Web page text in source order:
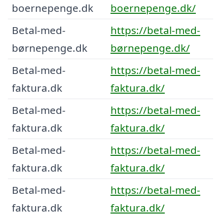
boernepenge.dk
boernepenge.dk/
Betal-med-
børnepenge.dk
https://betal-med-
børnepenge.dk/
Betal-med-
faktura.dk
https://betal-med-
faktura.dk/
Betal-med-
faktura.dk
https://betal-med-
faktura.dk/
Betal-med-
faktura.dk
https://betal-med-
faktura.dk/
Betal-med-
faktura.dk
https://betal-med-
faktura.dk/